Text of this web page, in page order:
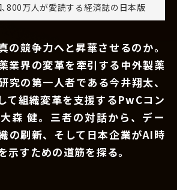
800万人が愛読する 経済誌の日本版
の競争力へと昇華させるのか。
業界の変革を牽引する中外製薬
究の第一人者である今井翔太、
て組織変革を支援するPwCコン
森 健。三者の対話から、デー
の刷新、そして日本企業がAI時
示すための道筋を探る。